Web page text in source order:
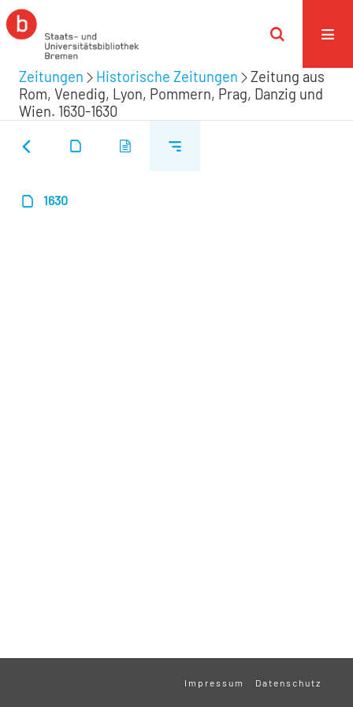
Zeitungen Historische Zeitungen
Zeitung aus
Rom, Venedig, Lyon, Pommern, Prag, Danzig und
Wien. 1630-1630
1630
Impressum Datenschutz